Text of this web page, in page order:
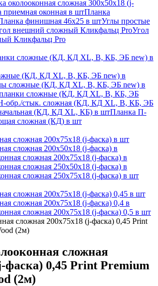
околооконная сложная 300х50х18 (j-
приемная оконная в штПланка
финишная 46х25 в штУглы простые
внешний сложный Кликфальц ProУгол
Кликфальц Pro
сложные (КД, КД XL, В, КБ, ЭБ new) в
(КД, КД XL, В, КБ, ЭБ new) в
сложные (КД, КД XL, В, КБ, ЭБ new) в
сложные (КД, КД XL, В, КБ, ЭБ
обр./стык. сложная (КД, КД XL, В, КБ, ЭБ
(КД, КД XL, КБ) в штПланка П-
сложная (КД) в шт
сложная 200х75х18 (j-фаска) в шт
сложная 200х50х18 (j-фаска) в
сложная 200х75х18 (j-фаска) в
сложная 250х50х18 (j-фаска) в
сложная 250х75х18 (j-фаска) в шт
сложная 200х75х18 (j-фаска) 0,45 в шт
сложная 200х75х18 (j-фаска) 0,4 в
сложная 200х75х18 (j-фаска) 0,5 в шт
сложная 200х75х18 (j-фаска) 0,45 Print
(2м)
сложная
фаска) 0,45 Print Premium
(2м)